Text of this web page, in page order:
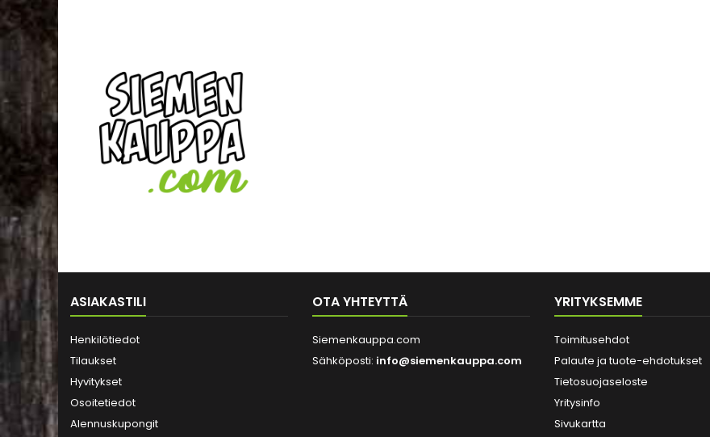
ASIAKASTILI
Henkilötiedot
Tilaukset
Hyvitykset
Osoitetiedot
Alennuskupongit
OTA YHTEYTTÄ
Siemenkauppa.com
Sähköposti: info@siemenkauppa.com
YRITYKSEMME
Toimitusehdot
Palaute ja tuote-ehdotukset
Tietosuojaseloste
Yritysinfo
Sivukartta